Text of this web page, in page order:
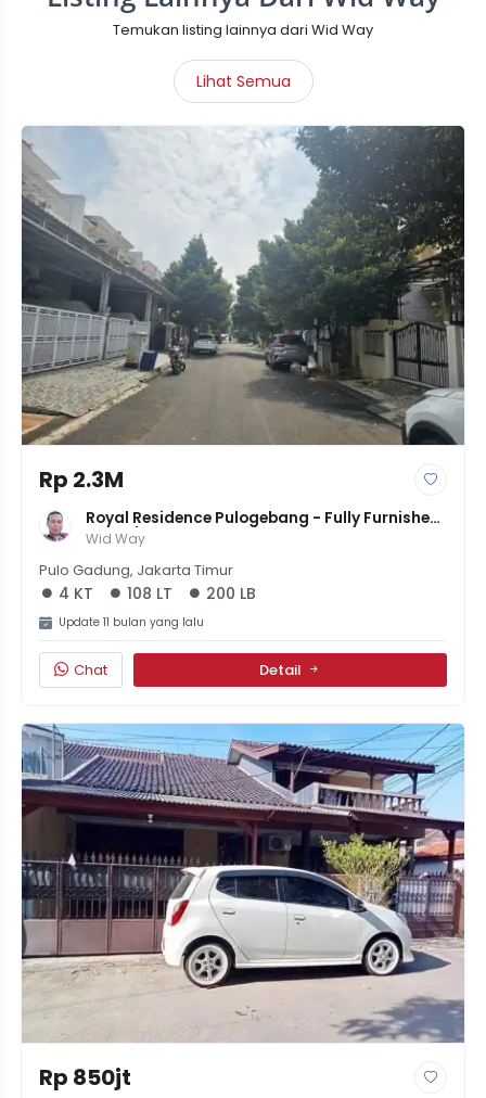
Temukan listing lainnya dari Wid Way
Lihat Semua
Rp 2.3M
Royal Residence Pulogebang - Fully Furnished,
LT 108/LB 200, 4KT+3KM, 6 AC, Harga 2.275M
Wid Way
Pulo Gadung, Jakarta Timur
4 KT 108 LT 200 LB
Update 11 bulan yang lalu
Chat Detail
Rp 850jt